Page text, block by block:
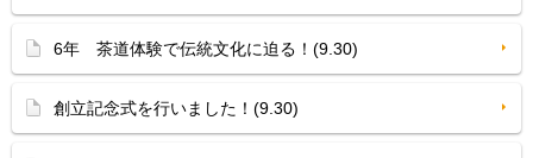
6年 茶道体験で伝統文化に迫る！(9.30)
創立記念式を行いました！(9.30)